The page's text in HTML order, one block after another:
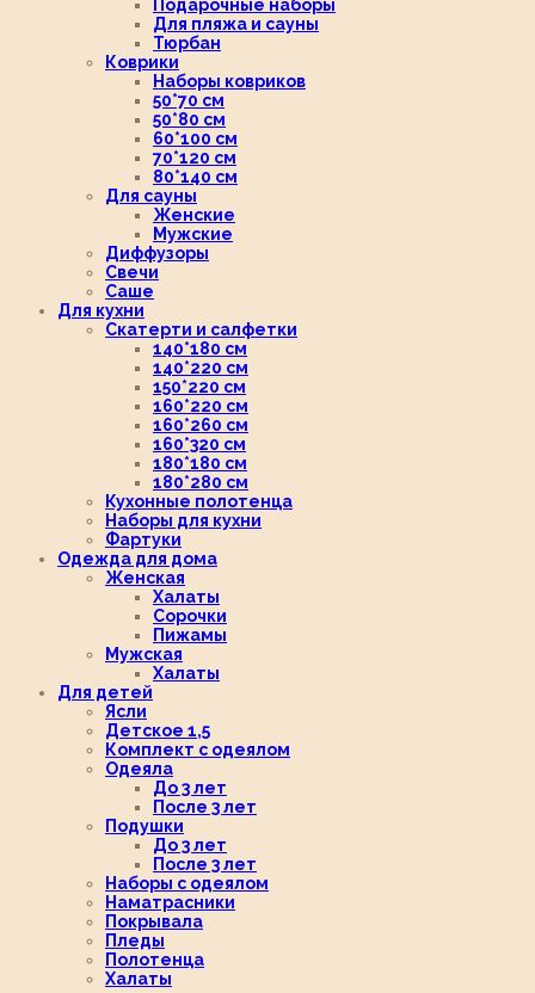
Подарочные наборы
Для пляжа и сауны
Тюрбан
Коврики
Наборы ковриков
50*70 см
50*80 см
60*100 см
70*120 см
80*140 см
Для сауны
Женские
Мужские
Диффузоры
Свечи
Саше
Для кухни
Скатерти и салфетки
140*180 см
140*220 см
150*220 см
160*220 см
160*260 см
160*320 см
180*180 см
180*280 см
Кухонные полотенца
Наборы для кухни
Фартуки
Одежда для дома
Женская
Халаты
Сорочки
Пижамы
Мужская
Халаты
Для детей
Ясли
Детское 1,5
Комплект с одеялом
Одеяла
До 3 лет
После 3 лет
Подушки
До 3 лет
После 3 лет
Наборы с одеялом
Наматрасники
Покрывала
Пледы
Полотенца
Халаты